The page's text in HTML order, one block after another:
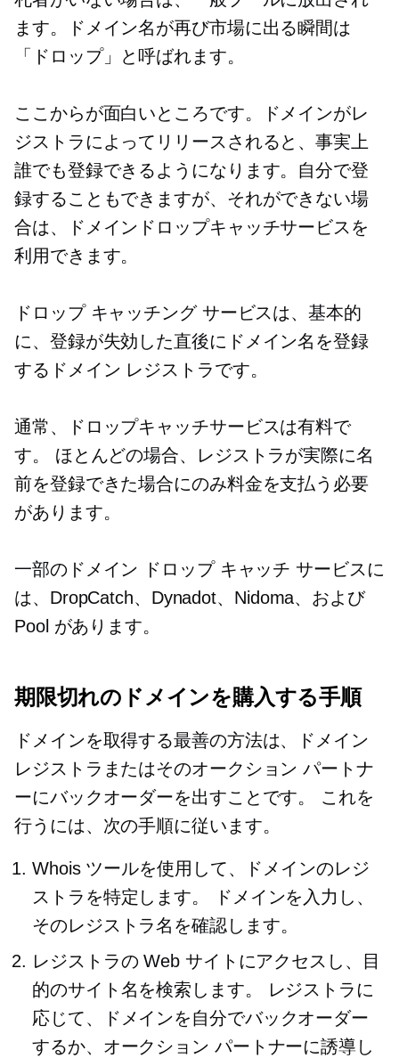
ます。ドメイン名が再び市場に出る瞬間は
「ドロップ」と呼ばれます。
ここからが面白いところです。ドメインがレ
ジストラによってリリースされると、事実上
誰でも登録できるようになります。自分で登
録することもできますが、それができない場
合は、ドメインドロップキャッチサービスを
利用できます。
ドロップ キャッチング サービスは、基本的
に、登録が失効した直後にドメイン名を登録
するドメイン レジストラです。
通常、ドロップキャッチサービスは有料で
す。 ほとんどの場合、レジストラが実際に名
前を登録できた場合にのみ料金を支払う必要
があります。
一部のドメイン ドロップ キャッチ サービスに
は、DropCatch、Dynadot、Nidoma、および
Pool があります。
期限切れのドメインを購入する手順
ドメインを取得する最善の方法は、ドメイン
レジストラまたはそのオークション パートナ
ーにバックオーダーを出すことです。 これを
行うには、次の手順に従います。
Whois ツールを使用して、ドメインのレジ
ストラを特定します。 ドメインを入力し、
そのレジストラ名を確認します。
レジストラの Web サイトにアクセスし、目
的のサイト名を検索します。 レジストラに
応じて、ドメインを自分でバックオーダー
するか、オークション パートナーに誘導し